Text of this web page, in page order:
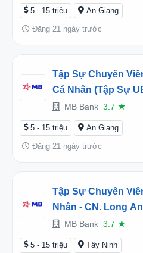
5 - 15 triệu An Giang
Đăng 21 ngày trước
Tập Sự Chuyên
Cá Nhân (Tập Sự
Châu Thành - CN.
Rạch Giá, An Giang
MB Bank 3.7 ★
5 - 15 triệu An Giang
Đăng 21 ngày trước
Tập Sự Chuyên
Nhân - CN. Long
Tây Ninh
MB Bank 3.7 ★
5 - 15 triệu Tây Ninh